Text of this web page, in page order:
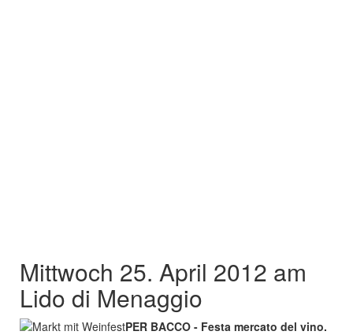
Mittwoch 25. April 2012 am
Lido di Menaggio
PER BACCO - Festa mercato del vino.